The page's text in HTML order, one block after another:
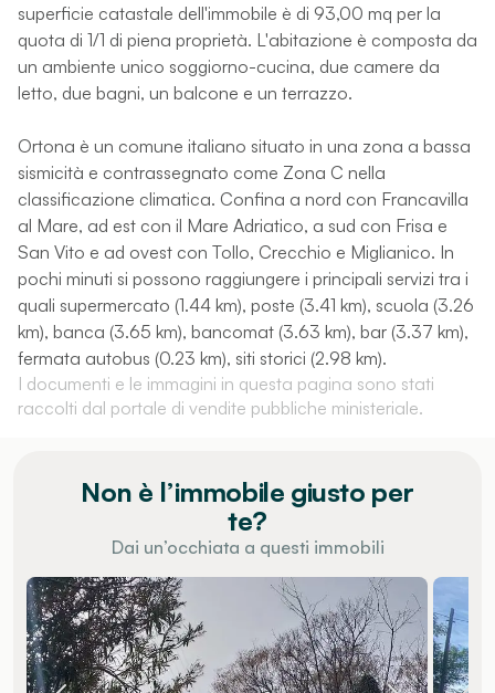
superficie catastale dell'immobile è di 93,00 mq per la
quota di 1/1 di piena proprietà. L'abitazione è composta da
un ambiente unico soggiorno-cucina, due camere da
letto, due bagni, un balcone e un terrazzo.
Ortona è un comune italiano situato in una zona a bassa
sismicità e contrassegnato come Zona C nella
classificazione climatica. Confina a nord con Francavilla
al Mare, ad est con il Mare Adriatico, a sud con Frisa e
San Vito e ad ovest con Tollo, Crecchio e Miglianico. In
pochi minuti si possono raggiungere i principali servizi tra i
quali supermercato (1.44 km), poste (3.41 km), scuola (3.26
km), banca (3.65 km), bancomat (3.63 km), bar (3.37 km),
fermata autobus (0.23 km), siti storici (2.98 km).
I documenti e le immagini in questa pagina sono stati
raccolti dal portale di vendite pubbliche ministeriale.
Non è l’immobile giusto per
te?
Dai un’occhiata a questi immobili